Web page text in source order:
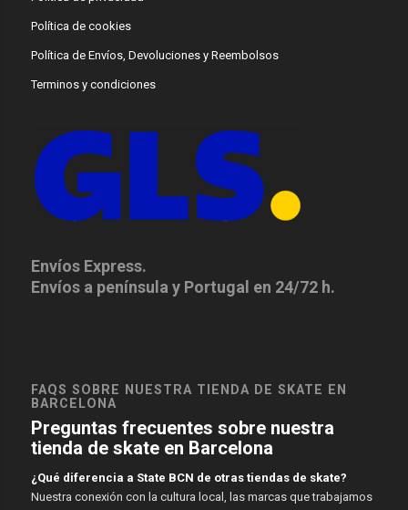
Política de cookies
Política de Envíos, Devoluciones y Reembolsos
Terminos y condiciones
Envíos Express.
Envíos a península y Portugal en 24/72 h.
FAQS SOBRE NUESTRA TIENDA DE SKATE EN
BARCELONA
Preguntas frecuentes sobre nuestra
tienda de skate en Barcelona
¿Qué diferencia a State BCN de otras tiendas de skate?
Nuestra conexión con la cultura local, las marcas que trabajamos